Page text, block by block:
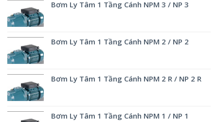
Bơm Ly Tâm 1 Tầng Cánh NPM 3 / NP 3
Bơm Ly Tâm 1 Tầng Cánh NPM 2 / NP 2
Bơm Ly Tâm 1 Tầng Cánh NPM 2 R / NP 2 R
Bơm Ly Tâm 1 Tầng Cánh NPM 1 / NP 1